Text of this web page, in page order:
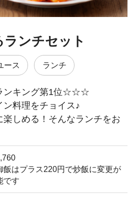
ランチセット
ース ランチ
キング第1位☆☆☆
料理をチョイス♪
しめる！そんなランチをお
はプラス220円で炒飯に変更が
です